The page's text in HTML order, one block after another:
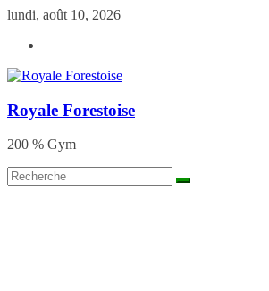
Skip
content
lundi, août 10, 2026
Royale Forestoise
200 % Gym